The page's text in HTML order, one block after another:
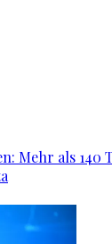
Mehr als 140